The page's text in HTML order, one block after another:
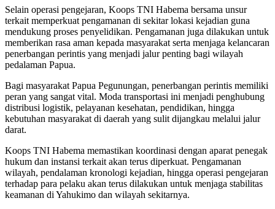
Selain operasi pengejaran, Koops TNI Habema bersama unsur
terkait memperkuat pengamanan di sekitar lokasi kejadian guna
mendukung proses penyelidikan. Pengamanan juga dilakukan untuk
memberikan rasa aman kepada masyarakat serta menjaga kelancaran
penerbangan perintis yang menjadi jalur penting bagi wilayah
pedalaman Papua.
Bagi masyarakat Papua Pegunungan, penerbangan perintis memiliki
peran yang sangat vital. Moda transportasi ini menjadi penghubung
distribusi logistik, pelayanan kesehatan, pendidikan, hingga
kebutuhan masyarakat di daerah yang sulit dijangkau melalui jalur
darat.
Koops TNI Habema memastikan koordinasi dengan aparat penegak
hukum dan instansi terkait akan terus diperkuat. Pengamanan
wilayah, pendalaman kronologi kejadian, hingga operasi pengejaran
terhadap para pelaku akan terus dilakukan untuk menjaga stabilitas
keamanan di Yahukimo dan wilayah sekitarnya.